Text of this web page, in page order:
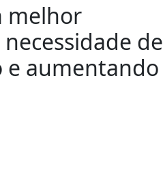
melhor
de
e aumentando